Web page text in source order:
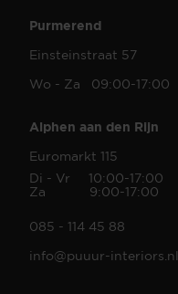
Purmerend
Einsteinstraat 57
Wo - Za 09:00-17:00
Alphen aan den Rijn
Euromarkt 115
Di - Vr 10:00-17:00
Za 9:00-17:00
085 - 114 45 88
info@puuur-interiors.nl